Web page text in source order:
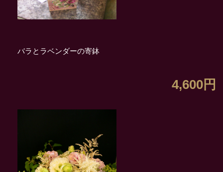
バラとラベンダーの寄鉢
4,600円